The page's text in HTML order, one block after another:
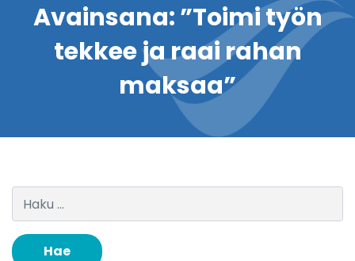
Avainsana:”Toimi työn
tekkee ja raai rahan
maksaa”
Haku: